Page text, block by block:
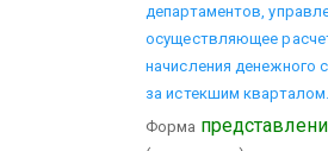
департаментов,
осуществляющее
начисления денежного
за истекшим кварталом.
Форма